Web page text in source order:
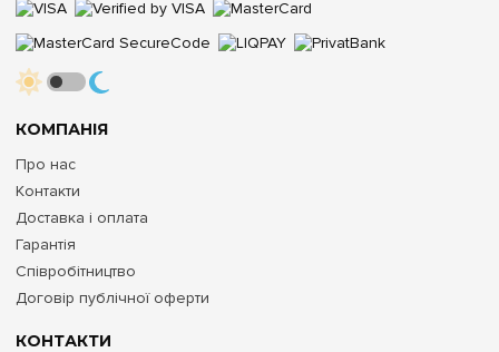
КОНТАКТИ
КОМПАНІЯ
Про нас
Контакти
Доставка і оплата
Гарантія
Співробітництво
Договір публічної оферти